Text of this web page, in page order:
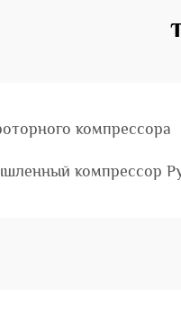
компрессора
компрессор